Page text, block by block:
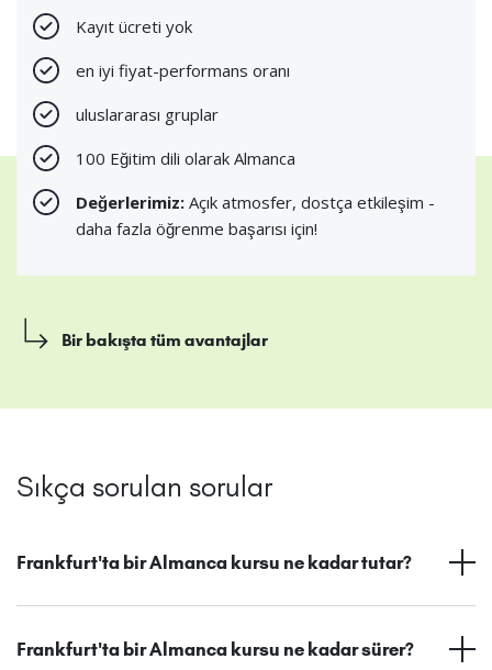
Kayıt ücreti yok
en iyi fiyat-performans oranı
uluslararası gruplar
100 Eğitim dili olarak Almanca
Değerlerimiz: Açık atmosfer, dostça etkileşim -
daha fazla öğrenme başarısı için!
Bir bakışta tüm avantajlar
Sıkça sorulan sorular
Frankfurt'ta bir Almanca kursu ne kadar tutar?
Frankfurt'ta bir Almanca kursu ne kadar sürer?